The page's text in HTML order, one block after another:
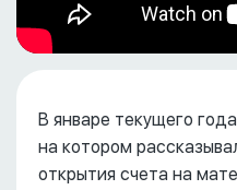
В январе текущего
на котором
открытия счета на